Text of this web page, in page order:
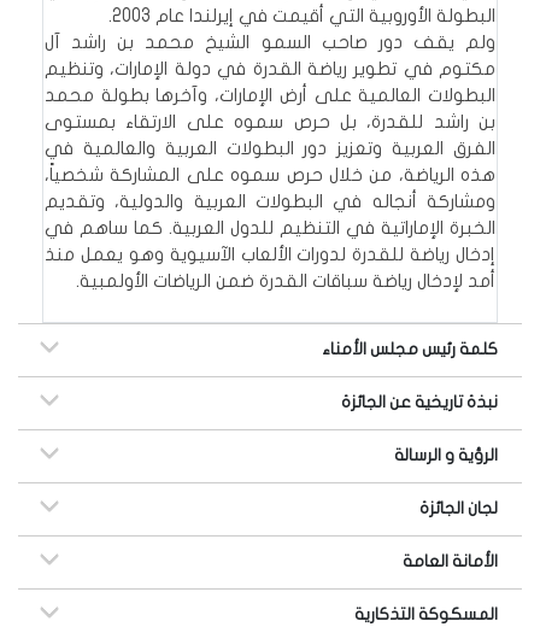
البطولة الأوروبية التي أقيمت في إيرلندا عام 2003.
ولم يقف دور صاحب السمو الشيخ محمد بن راشد آل
مكتوم في تطوير رياضة القدرة في دولة الإمارات، وتنظيم
البطولات العالمية على أرض الإمارات، وآخرها بطولة محمد
بن راشد للقدرة، بل حرص سموه على الارتقاء بمستوى
الفرق العربية وتعزيز دور البطولات العربية والعالمية في
هذه الرياضة، من خلال حرص سموه على المشاركة شخصياً،
ومشاركة أنجاله في البطولات العربية والدولية، وتقديم
الخبرة الإماراتية في التنظيم للدول العربية. كما ساهم في
إدخال رياضة للقدرة لدورات الألعاب الآسيوية وهو يعمل منذ
أمد لإدخال رياضة سباقات القدرة ضمن الرياضات الأولمبية.
كلمة رئيس مجلس الأمناء
نبذة تاريخية عن الجائزة
الرؤية و الرسالة
لجان الجائزة
الأمانة العامة
المسكوكة التذكارية